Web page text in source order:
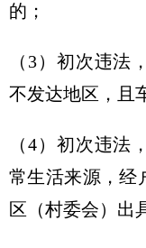
的；
（3）初次违法
不发达地区，且
（4）初次违法
常生活来源，经
区（村委会）出